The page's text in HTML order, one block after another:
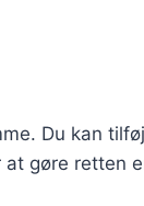
Du kan
gøre retten